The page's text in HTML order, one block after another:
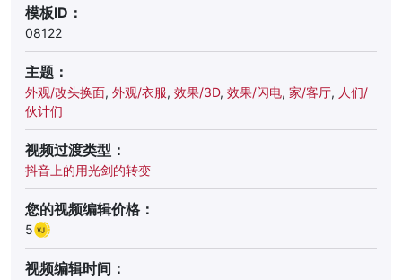
模板ID：
08122
主题：
外观/改头换面, 外观/衣服, 效果/3D, 效果/闪电, 家/客厅, 人们/
伙计们
视频过渡类型：
抖音上的用光剑的转变
您的视频编辑价格：
5
视频编辑时间：